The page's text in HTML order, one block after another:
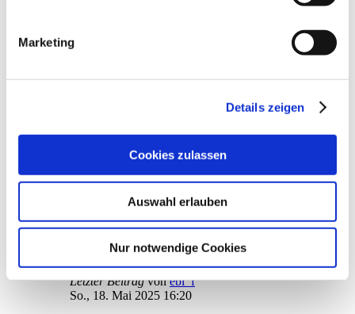
Marketing
Details zeigen
Cookies zulassen
Auswahl erlauben
Nur notwendige Cookies
2
Letzter BeitragvonPapakai
Antworten
Letzter Beitragvonerbhofbauer
Mi., 21. Mai 2025 08:01
Passwort Problem
Antworten
4435Zugriffe
Letzter Beitragvonebi_f
So., 18. Mai 2025 16:20